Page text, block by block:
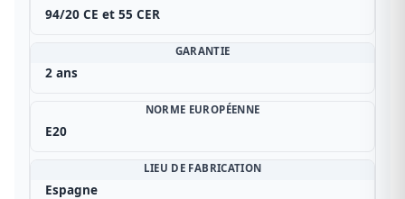
94/20 CE et 55 CER
GARANTIE
2 ans
NORME EUROPÉENNE
E20
LIEU DE FABRICATION
Espagne